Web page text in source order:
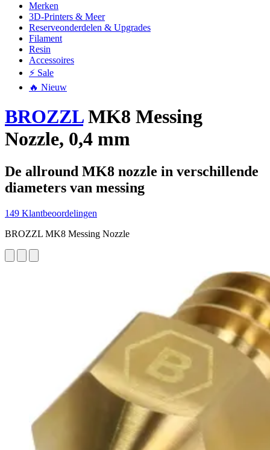
Merken
3D-Printers & Meer
Reserveonderdelen & Upgrades
Filament
Resin
Accessoires
⚡ Sale
🔥 Nieuw
BROZZLMK8 Messing
Nozzle, 0,4 mm
De allround MK8 nozzle in verschillende
diameters van messing
149 Klantbeoordelingen
BROZZL MK8 Messing Nozzle